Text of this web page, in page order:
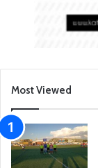
Most Viewed